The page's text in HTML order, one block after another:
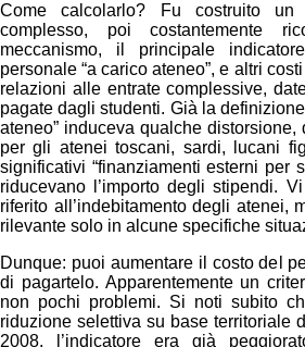
Come calcolarlo? Fu costruito un
complesso, poi costantemente
meccanismo, il principale
personale “a carico ateneo”, e altri
relazioni alle entrate complessive,
pagate dagli studenti. Già la
ateneo” induceva qualche distorsione,
per gli atenei toscani, sardi, lucani
significativi “finanziamenti esterni per
riducevano l’importo degli stipendi.
riferito all’indebitamento degli atenei,
rilevante solo in alcune specifiche
Dunque: puoi aumentare il costo del
di pagartelo. Apparentemente un
non pochi problemi. Si noti subito
riduzione selettiva su base territoriale
2008, l’indicatore era già